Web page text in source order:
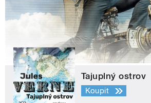
Tajuplný ostrov
Koupit